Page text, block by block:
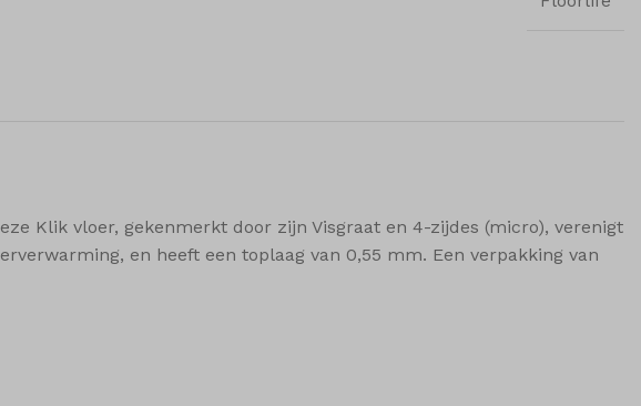
Klik vloer, gekenmerkt door zijn Visgraat en 4-zijdes (micro), verenigt
en heeft een toplaag van 0,55 mm. Een verpakking van